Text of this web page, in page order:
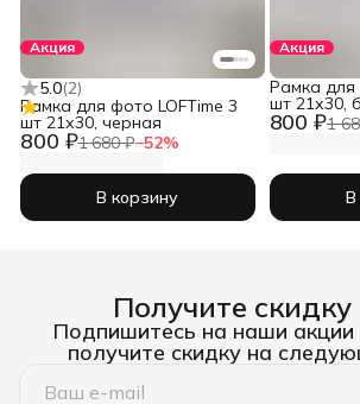
Акция
5.0(2)
800 ₽1 680 ₽−52%
Рамка для фото LOFTime 3
шт 21х30, черная
В корзину
Акция
800 ₽1
Рамка для
шт 21х30,
В
Получите скидку
Подпишитесь на наши акции
получите скидку на